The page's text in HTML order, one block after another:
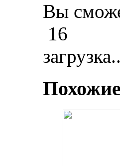
Вы
16